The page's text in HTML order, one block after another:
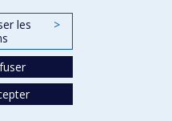
les
>